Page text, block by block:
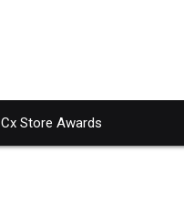
Cx Store Awards